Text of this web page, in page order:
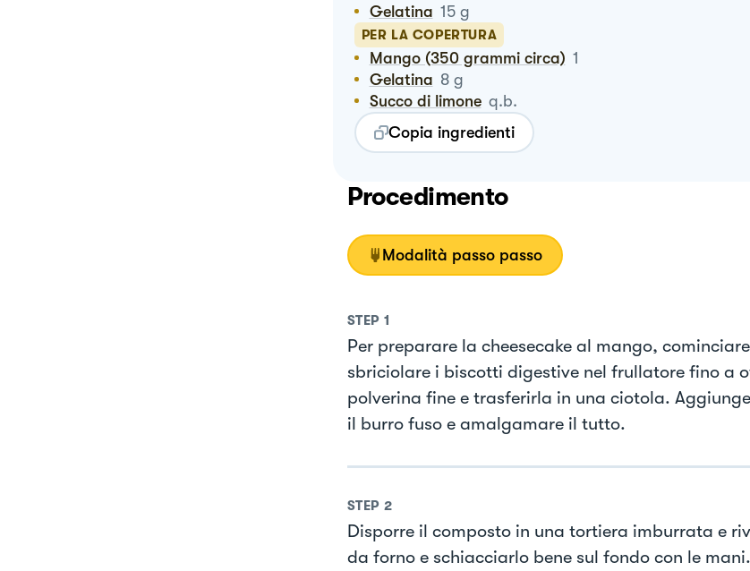
Gelatina 15 g
PER LA COPERTURA
Mango (350 grammi circa) 1
Gelatina 8 g
Succo di limone q.b.
Copia ingredienti
Procedimento
Modalità passo passo
STEP 1
Per preparare la cheesecake al mango,
sbriciolare i biscotti digestive nel frullatore fino a
polverina fine e trasferirla in una ciotola.
il burro fuso e amalgamare il tutto.
STEP 2
Disporre il composto in una tortiera imburrata e
da forno e schiacciarlo bene sul fondo con le